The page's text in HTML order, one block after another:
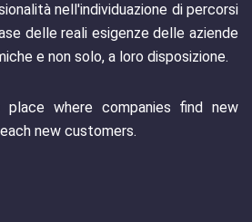
nell'individuazione di percorsi
delle reali esigenze delle aziende
e non solo, a loro disposizione.
place where companies find new
new customers.